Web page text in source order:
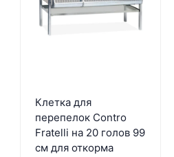
Клетка для
перепелок Contro
Fratelli на 20 голов 99
см для откорма